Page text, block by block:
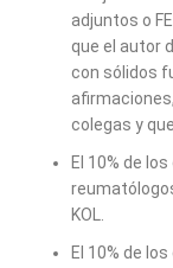
adjuntos o
que el autor
con sólidos
colegas y
El 10% de
KOL.
El 10% de